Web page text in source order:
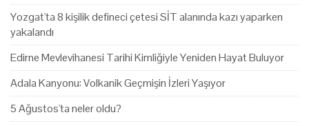
Yozgat'ta 8 kişilik defineci çetesi SİT alanında kazı yaparken
yakalandı
Edirne Mevlevihanesi Tarihi Kimliğiyle Yeniden Hayat Buluyor
Adala Kanyonu: Volkanik Geçmişin İzleri Yaşıyor
5 Ağustos'ta neler oldu?